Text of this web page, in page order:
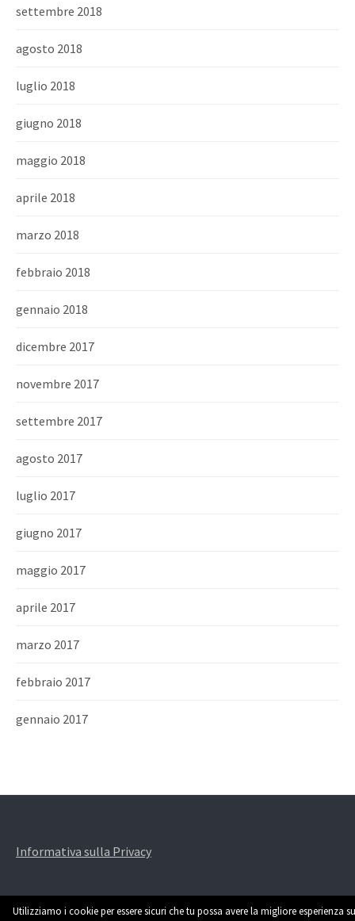
settembre 2018
agosto 2018
luglio 2018
giugno 2018
maggio 2018
aprile 2018
marzo 2018
febbraio 2018
gennaio 2018
dicembre 2017
novembre 2017
settembre 2017
agosto 2017
luglio 2017
giugno 2017
maggio 2017
aprile 2017
marzo 2017
febbraio 2017
gennaio 2017
Informativa sulla Privacy
Utilizziamo i cookie per essere sicuri che tu possa avere la migliore esperienza